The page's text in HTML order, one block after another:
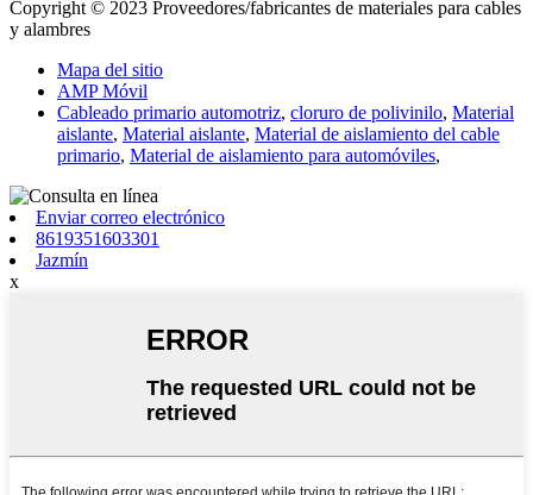
Copyright © 2023 Proveedores/fabricantes de materiales para cables
y alambres
Mapa del sitio
AMP Móvil
Cableado primario automotriz, cloruro de polivinilo, Material
aislante, Material aislante, Material de aislamiento del cable
primario, Material de aislamiento para automóviles,
Enviar correo electrónico
8619351603301
Jazmín
x